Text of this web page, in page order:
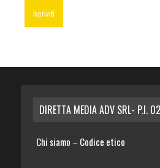
DIRETTA MEDIA ADV SRL- P.I.
Chi siamo – Codice etico